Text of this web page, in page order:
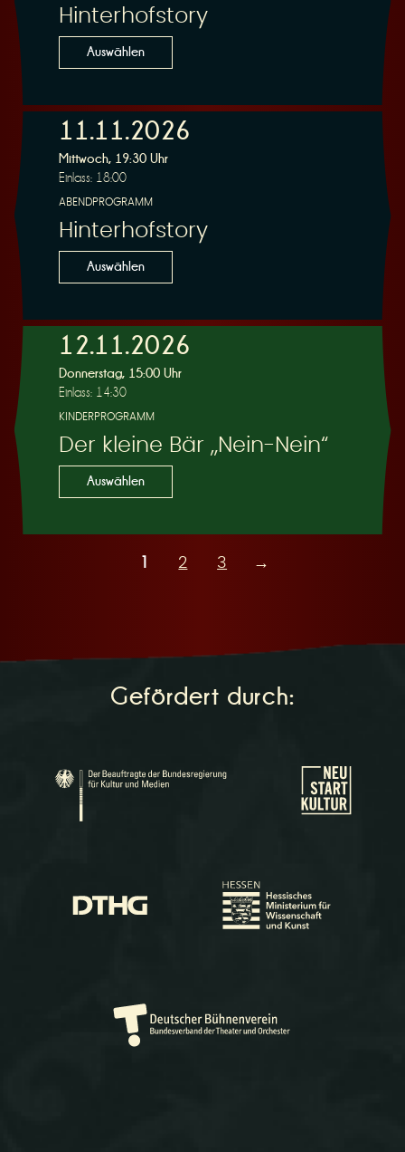
Hinterhofstory
Auswählen
11.11.2026
Mittwoch, 19:30 Uhr
Einlass: 18:00
ABENDPROGRAMM
Hinterhofstory
Auswählen
12.11.2026
Donnerstag, 15:00 Uhr
Einlass: 14:30
KINDERPROGRAMM
Der kleine Bär „Nein-Nein“
Auswählen
2 3 →
Gefördert durch: